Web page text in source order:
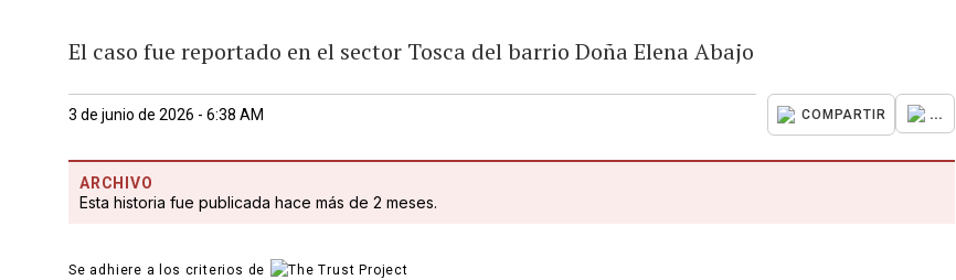
El caso fue reportado en el sector Tosca del barrio Doña Elena Abajo
3 de junio de 2026 - 6:38 AM COMPARTIR ...
ARCHIVO
Esta historia fue publicada hace más de 2 meses.
Se adhiere a los criterios de